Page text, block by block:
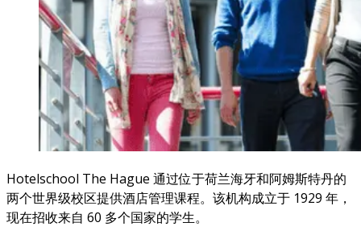
Hotelschool The Hague 通过位于荷兰海牙和阿姆斯特丹的
两个世界级校区提供酒店管理课程。该机构成立于 1929 年，
现在招收来自 60 多个国家的学生。